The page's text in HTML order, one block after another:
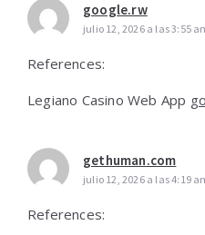
google.rw
julio 12, 2026 a las 3:55
References:
Legiano Casino Web App
gethuman.com
julio 12, 2026 a las 4:19
References: